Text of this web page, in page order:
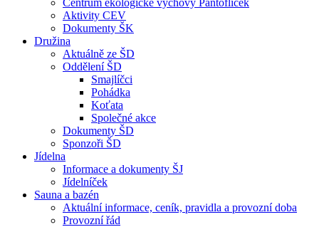
Centrum ekologické výchovy Pantoflíček
Aktivity CEV
Dokumenty ŠK
Družina
Aktuálně ze ŠD
Oddělení ŠD
Smajlíčci
Pohádka
Koťata
Společné akce
Dokumenty ŠD
Sponzoři ŠD
Jídelna
Informace a dokumenty ŠJ
Jídelníček
Sauna a bazén
Aktuální informace, ceník, pravidla a provozní doba
Provozní řád